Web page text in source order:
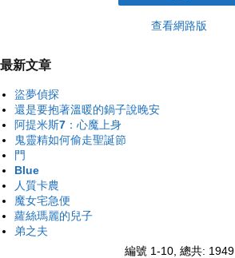
查看網路版
最新文章
盜夢偵探
還是要抱著溫暖的鍋子說晚安
阿提米斯7：心魔上身
鬼靈精如何偷走聖誕節
門
Blue
人質卡農
魔女宅急便
蘿絲瑪麗的兒子
弟之夫
編號 1-10, 總共: 1949